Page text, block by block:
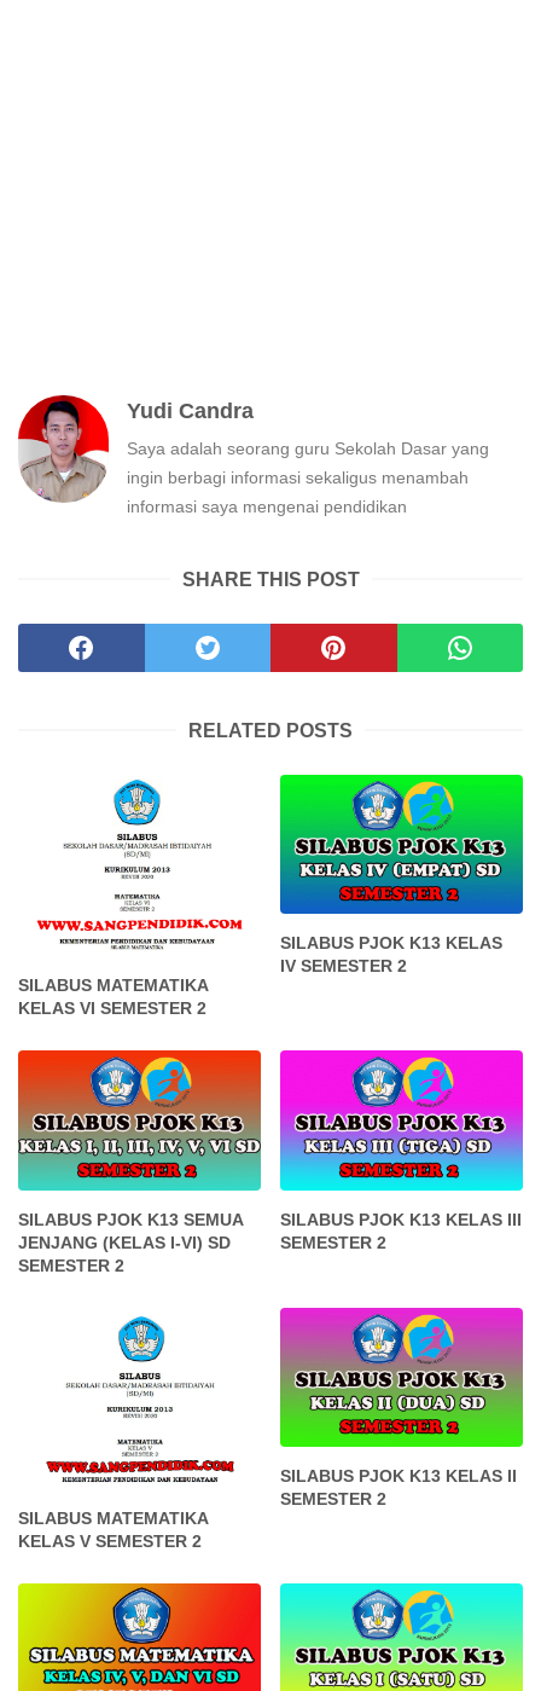
Yudi Candra
Saya adalah seorang guru Sekolah Dasar yang
ingin berbagi informasi sekaligus menambah
informasi saya mengenai pendidikan
SHARE THIS POST
RELATED POSTS
SILABUS MATEMATIKA
KELAS VI SEMESTER 2
SILABUS PJOK K13 KELAS
IV SEMESTER 2
SILABUS PJOK K13 SEMUA
JENJANG (KELAS I-VI) SD
SEMESTER 2
SILABUS PJOK K13 KELAS III
SEMESTER 2
SILABUS MATEMATIKA
KELAS V SEMESTER 2
SILABUS PJOK K13 KELAS II
SEMESTER 2